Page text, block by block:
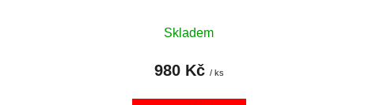
Skladem
980 Kč / ks